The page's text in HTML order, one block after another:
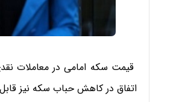
قیمت سکه امامی در معاملات
اتفاق در کاهش حباب سکه نیز